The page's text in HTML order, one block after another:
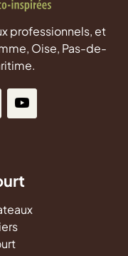
professionnels, et
Oise, Pas-de-